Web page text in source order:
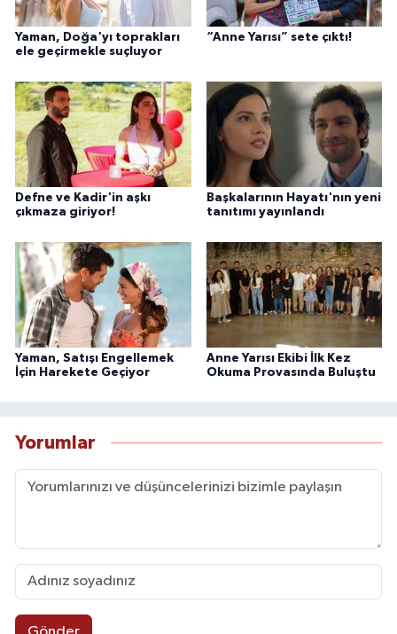
Yaman, Doğa'yı toprakları
ele geçirmekle suçluyor
“Anne Yarısı” sete çıktı!
Defne ve Kadir'in aşkı
çıkmaza giriyor!
Başkalarının Hayatı'nın yeni
tanıtımı yayınlandı
Yaman, Satışı Engellemek
İçin Harekete Geçiyor
Anne Yarısı Ekibi İlk Kez
Okuma Provasında Buluştu
Yorumlar